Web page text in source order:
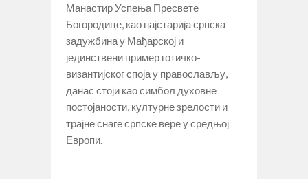
Манастир Успења Пресвете
Богородице, као најстарија српска
задужбина у Мађарској и
јединствени пример готичко-
византијског споја у православљу,
данас стоји као симбол духовне
постојаности, културне зрелости и
трајне снаге српске вере у средњој
Европи.